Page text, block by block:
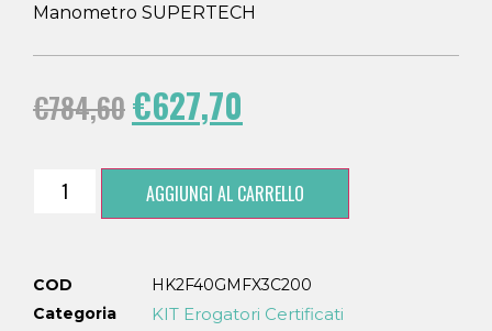
Manometro SUPERTECH
€784,60€627,70
AGGIUNGI AL CARRELLO
COD
HK2F40GMFX3C200
Categoria
KIT Erogatori Certificati